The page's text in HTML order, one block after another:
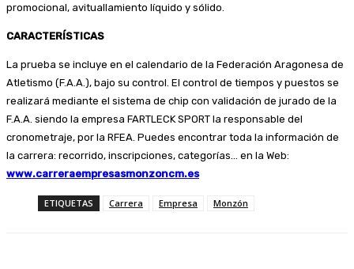
promocional, avituallamiento líquido y sólido.
CARACTERÍSTICAS
La prueba se incluye en el calendario de la Federación Aragonesa de
Atletismo (F.A.A.), bajo su control. El control de tiempos y puestos se
realizará mediante el sistema de chip con validación de jurado de la
F.A.A. siendo la empresa FARTLECK SPORT la responsable del
cronometraje, por la RFEA. Puedes encontrar toda la información de
la carrera: recorrido, inscripciones, categorías… en la Web:
www.carreraempresasmonzoncm.es
ETIQUETAS Carrera Empresa Monzón